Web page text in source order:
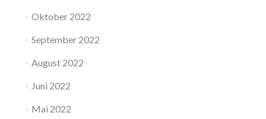
Oktober 2022
September 2022
August 2022
Juni 2022
Mai 2022